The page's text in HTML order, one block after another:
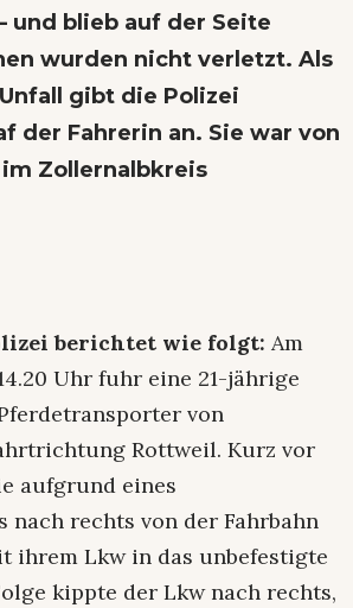
und blieb auf der Seite
wurden nicht verletzt. Als
gibt die Polizei
der Fahrerin an. Sie war von
Zollernalbkreis
berichtet wie folgt: Am
Uhr fuhr eine 21-jährige
von
Rottweil. Kurz vor
aufgrund eines
nach rechts von der Fahrbahn
ihrem Lkw in das unbefestigte
kippte der Lkw nach rechts,